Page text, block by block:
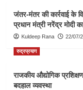
जंतर-मंतर की कार्रवाई के
प्रधान मंत्री नरेंद्र मोदी
Kuldeep Rana 22/07/
रुद्रप्रयाग
राजकीय औद्योगिक
बदहाल व्यवस्था